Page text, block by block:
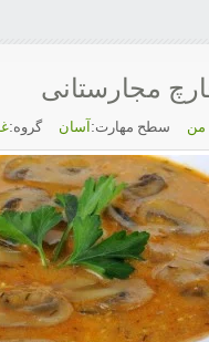
مجارستانی
گروه: سطح مهارت: آسان من